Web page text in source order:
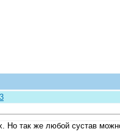
3
Но так же любой сустав